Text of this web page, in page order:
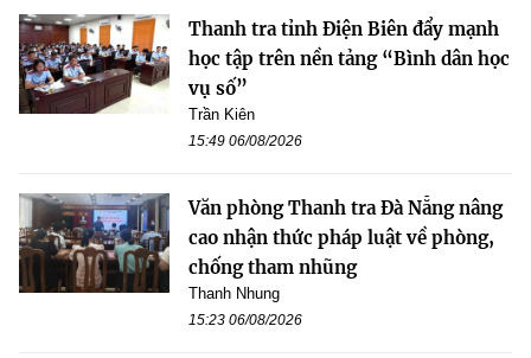
Thanh tra tỉnh Điện Biên đẩy mạnh
học tập trên nền tảng “Bình dân học
vụ số”
Trần Kiên
15:49 06/08/2026
Văn phòng Thanh tra Đà Nẵng nâng
cao nhận thức pháp luật về phòng,
chống tham nhũng
Thanh Nhung
15:23 06/08/2026